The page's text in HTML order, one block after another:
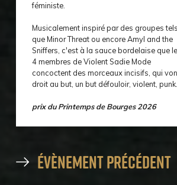
féministe.
Musicalement inspiré par des groupes tels
que Minor Threat ou encore Amyl and the
Sniffers, c'est à la sauce bordelaise que
4 membres de Violent Sadie Mode
concoctent des morceaux incisifs, qui
droit au but, un but défouloir, violent, punk.
prix du Printemps de Bourges 2026
évènement précédent